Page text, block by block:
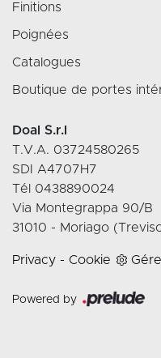
Finitions
Poignées
Catalogues
Boutique de portes
Doal S.r.l
T.V.A. 03724580265
SDI A4707H7
Tél 0438890024
Via Montegrappa 90/B
31010 - Moriago
Privacy - Cookie
Powered by